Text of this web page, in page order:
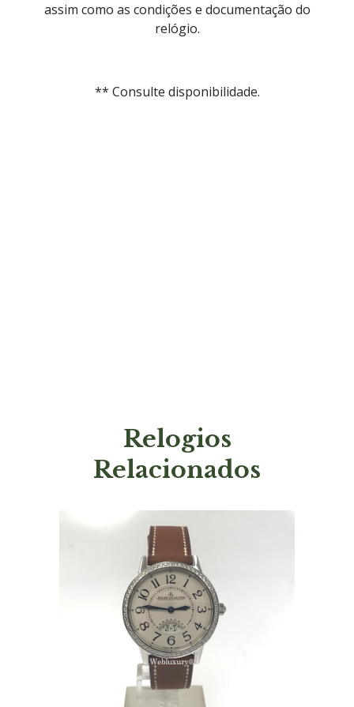
assim como as condições e documentação do
relógio.
** Consulte disponibilidade.
Relogios
Relacionados